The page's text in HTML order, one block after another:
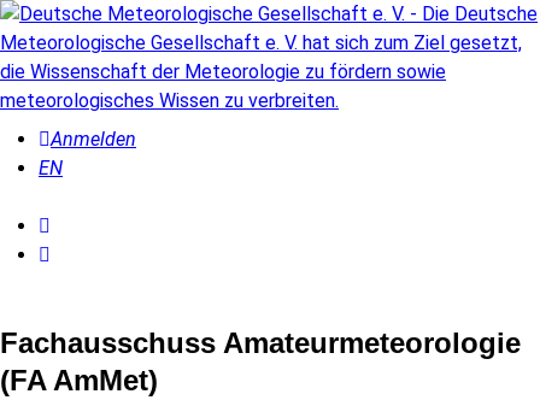
Anmelden
EN
Fachausschuss Amateurmeteorologie
(FA AmMet)